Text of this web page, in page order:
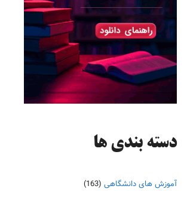
دسته‌ بندی ها
آموزش های دانشگاهی (163)